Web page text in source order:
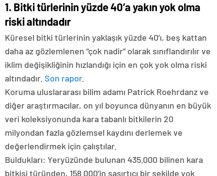
1. Bitki türlerinin yüzde 40’a yakın yok olma
riski altındadır
Küresel bitki türlerinin yaklaşık yüzde 40’ı, beş kattan
daha az gözlemlenen “çok nadir” olarak sınıflandırılır ve
iklim değişikliğinin hızlandığı için en çok yok olma riski
altındadır. Son rapor.
Koruma uluslararası bilim adamı Patrick Roehrdanz ve
diğer araştırmacılar, on yıl boyunca dünyanın en büyük
veri koleksiyonunda kara tabanlı bitkilerin 20
milyondan fazla gözlemsel kaydını derlemek ve
değerlendirmek için çalıştılar.
Buldukları: Yeryüzünde bulunan 435.000 bilinen kara
bitkisi türünden, 158.000’in şaşırtıcı bir şekilde yok